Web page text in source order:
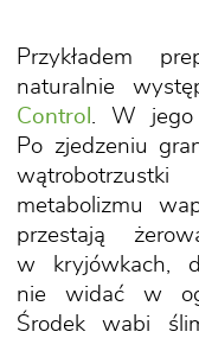
Przykładem
naturalnie
Control . W jego
Po zjedzeniu
metabolizmu
przestają
w kryjówkach,
nie widać w
Środek wabi